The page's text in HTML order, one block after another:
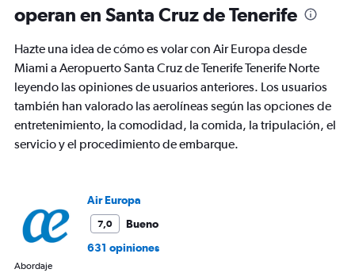
operan en Santa Cruz de Tenerife
Hazte una idea de cómo es volar con Air Europa desde
Miami a Aeropuerto Santa Cruz de Tenerife Tenerife Norte
leyendo las opiniones de usuarios anteriores. Los usuarios
también han valorado las aerolíneas según las opciones de
entretenimiento, la comodidad, la comida, la tripulación, el
servicio y el procedimiento de embarque.
Air Europa
7,0
Bueno
631 opiniones
Abordaje